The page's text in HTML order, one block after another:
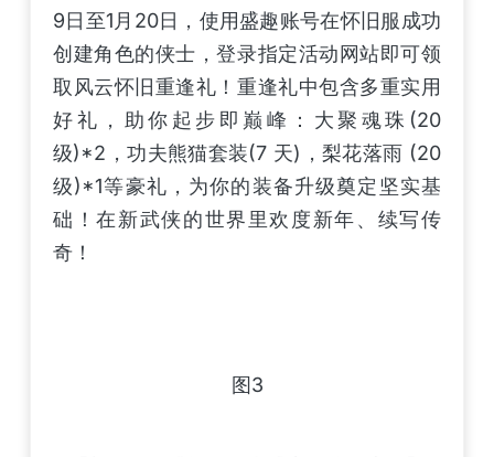
9日至1月20日，使用盛趣账号在怀旧服成功
创建角色的侠士，登录指定活动网站即可领
取风云怀旧重逢礼！重逢礼中包含多重实用
好礼，助你起步即巅峰：大聚魂珠(20
级)*2，功夫熊猫套装(7 天)，梨花落雨 (20
级)*1等豪礼，为你的装备升级奠定坚实基
础！在新武侠的世界里欢度新年、续写传
奇！
图3